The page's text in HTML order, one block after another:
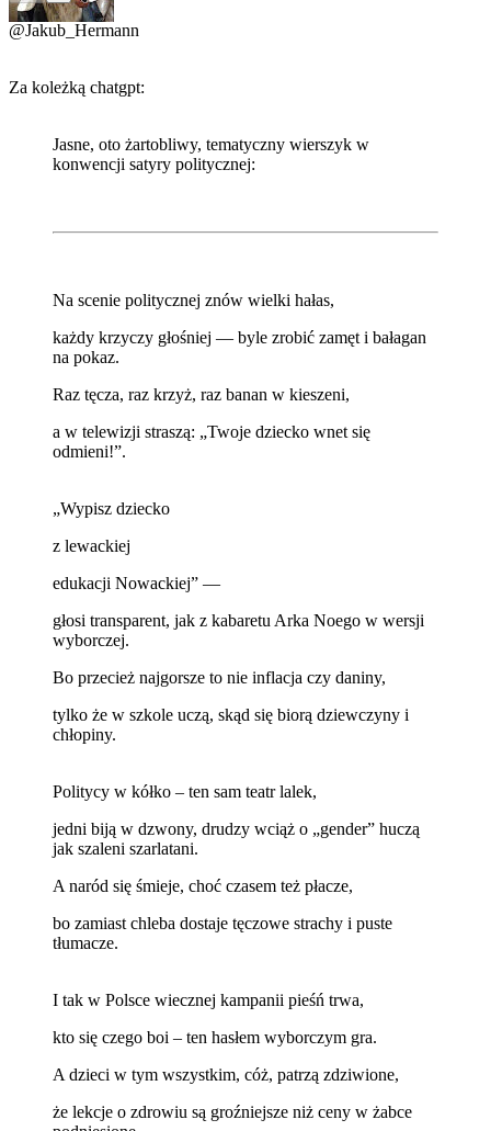
@Jakub_Hermann
Za koleżką chatgpt:
Jasne, oto żartobliwy, tematyczny wierszyk w
konwencji satyry politycznej:
Na scenie politycznej znów wielki hałas,
każdy krzyczy głośniej — byle zrobić zamęt i bałagan
na pokaz.
Raz tęcza, raz krzyż, raz banan w kieszeni,
a w telewizji straszą: „Twoje dziecko wnet się
odmieni!”.
„Wypisz dziecko
z lewackiej
edukacji Nowackiej” —
głosi transparent, jak z kabaretu Arka Noego w wersji
wyborczej.
Bo przecież najgorsze to nie inflacja czy daniny,
tylko że w szkole uczą, skąd się biorą dziewczyny i
chłopiny.
Politycy w kółko – ten sam teatr lalek,
jedni biją w dzwony, drudzy wciąż o „gender” huczą
jak szaleni szarlatani.
A naród się śmieje, choć czasem też płacze,
bo zamiast chleba dostaje tęczowe strachy i puste
tłumacze.
I tak w Polsce wiecznej kampanii pieśń trwa,
kto się czego boi – ten hasłem wyborczym gra.
A dzieci w tym wszystkim, cóż, patrzą zdziwione,
że lekcje o zdrowiu są groźniejsze niż ceny w żabce